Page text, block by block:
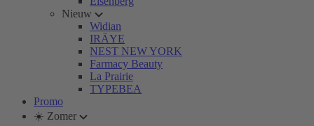
Nieuw
Widian
IRÄYE
NEST NEW YORK
Farmacy Beauty
La Prairie
TYPEBEA
Promo
☀️ Zomer